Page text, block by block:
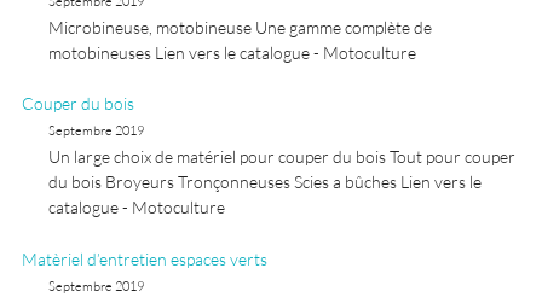
Microbineuse, motobineuse Une gamme complète de
motobineuses Lien vers le catalogue - Motoculture
Couper du bois
Septembre 2019
Un large choix de matériel pour couper du bois Tout pour couper
du bois Broyeurs Tronçonneuses Scies a bûches Lien vers le
catalogue - Motoculture
Matèriel d’entretien espaces verts
Septembre 2019